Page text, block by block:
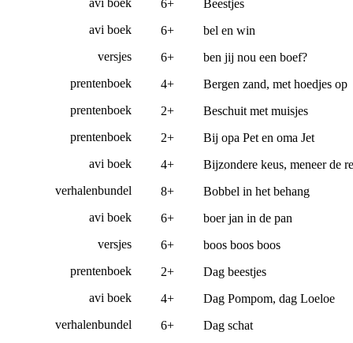
avi boek
versjes
prentenboek
prentenboek
prentenboek
avi boek
verhalenbundel
avi boek
versjes
prentenboek
avi boek
verhalenbundel
6+
6+
6+
4+
2+
2+
4+
8+
6+
6+
2+
4+
6+
Beestjes
bel en win
ben jij nou een boef?
Bergen zand, met hoedjes op
Beschuit met muisjes
Bij opa Pet en oma Jet
Bijzondere keus, meneer de
Bobbel in het behang
boer jan in de pan
boos boos boos
Dag beestjes
Dag Pompom, dag Loeloe
Dag schat